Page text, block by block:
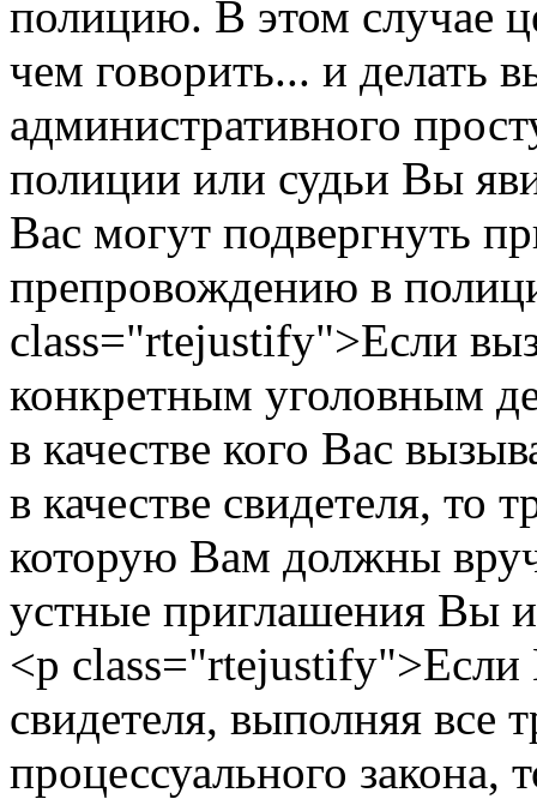
полицию. В этом случае
чем говорить... и делать
административного
полиции или судьи Вы
Вас могут подвергнуть
препровождению в
class="rtejustify">Если
конкретным уголовным
в качестве кого Вас
в качестве свидетеля, то
которую Вам должны
устные приглашения Вы
<p class="rtejustify">Если
свидетеля, выполняя все
процессуального закона,